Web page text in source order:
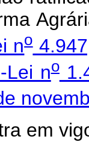
no
Lei no
em